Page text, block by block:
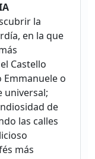
la
en la que
Castello
Emmanuele o
universal;
de
las calles
más